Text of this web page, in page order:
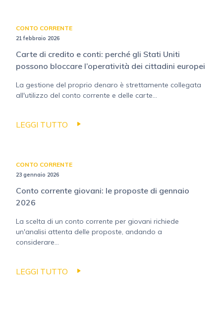
CONTO CORRENTE
21 febbraio 2026
Carte di credito e conti: perché gli Stati Uniti
possono bloccare l’operatività dei cittadini europei
La gestione del proprio denaro è strettamente collegata
all'utilizzo del conto corrente e delle carte...
LEGGI TUTTO
CONTO CORRENTE
23 gennaio 2026
Conto corrente giovani: le proposte di gennaio
2026
La scelta di un conto corrente per giovani richiede
un'analisi attenta delle proposte, andando a
considerare...
LEGGI TUTTO